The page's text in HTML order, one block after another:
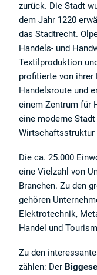
zurück. Die Stadt
dem Jahr 1220
das Stadtrecht.
Handels- und
Textilproduktion
profitierte von ihrer
Handelsroute und
einem Zentrum für
eine moderne
Wirtschaftsstruktur
Die ca. 25.000
eine Vielzahl von
Branchen. Zu den
gehören
Elektrotechnik,
Handel und
Zu den
zählen: Der